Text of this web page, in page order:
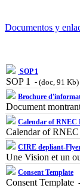
Documentos y
SOP 1
SOP 1 - (doc, 91 Kb)
Brochure
Document
Calendar of RNEC
Calendar of RNEC
CIRE depliant-
Une Vision et un
Consent Template
Consent Template